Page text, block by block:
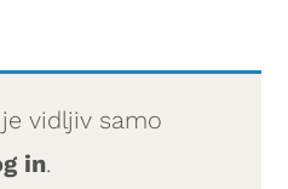
vidljiv samo
in.